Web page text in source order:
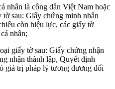
nhân là công dân Việt Nam hoặc
tờ sau: Giấy chứng minh nhân
còn hiệu lực, các giấy tờ
nhân;
giấy tờ sau: Giấy chứng nhận
nhận thành lập, Quyết định
giá trị pháp lý tương đương đối